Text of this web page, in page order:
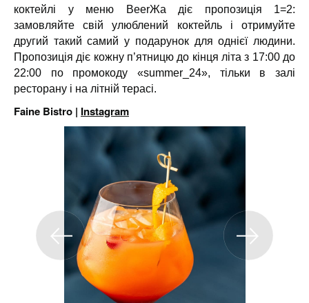
коктейлі у меню BeerЖа діє пропозиція 1=2:
замовляйте свій улюблений коктейль і отримуйте
другий такий самий у подарунок для однієї людини.
Пропозиція діє кожну п’ятницю до кінця літа з 17:00 до
22:00 по промокоду «summer_24», тільки в залі
ресторану і на літній терасі.
Faine Bistro | Instagram